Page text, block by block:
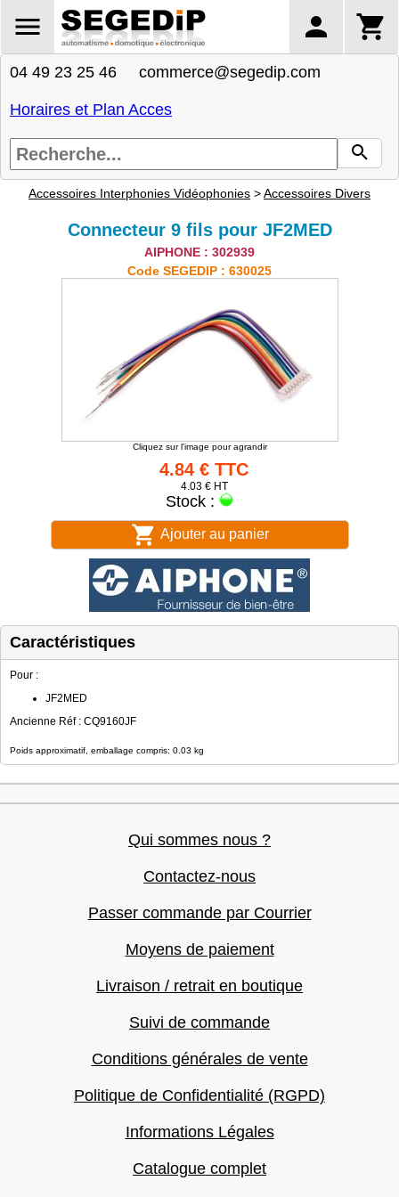
04 49 23 25 46 commerce@segedip.com
Horaires et Plan Acces
Accessoires Interphonies Vidéophonies >Accessoires Divers
Connecteur 9 fils pour JF2MED
AIPHONE : 302939
Code SEGEDIP : 630025
Cliquez sur l'image pour agrandir
4.84 € TTC
4.03 € HT
Stock :
Ajouter au panier
Caractéristiques
Pour :
JF2MED
Ancienne Réf : CQ9160JF
Poids approximatif, emballage compris: 0.03 kg
Qui sommes nous ?
Contactez-nous
Passer commande par Courrier
Moyens de paiement
Livraison / retrait en boutique
Suivi de commande
Conditions générales de vente
Politique de Confidentialité (RGPD)
Informations Légales
Catalogue complet